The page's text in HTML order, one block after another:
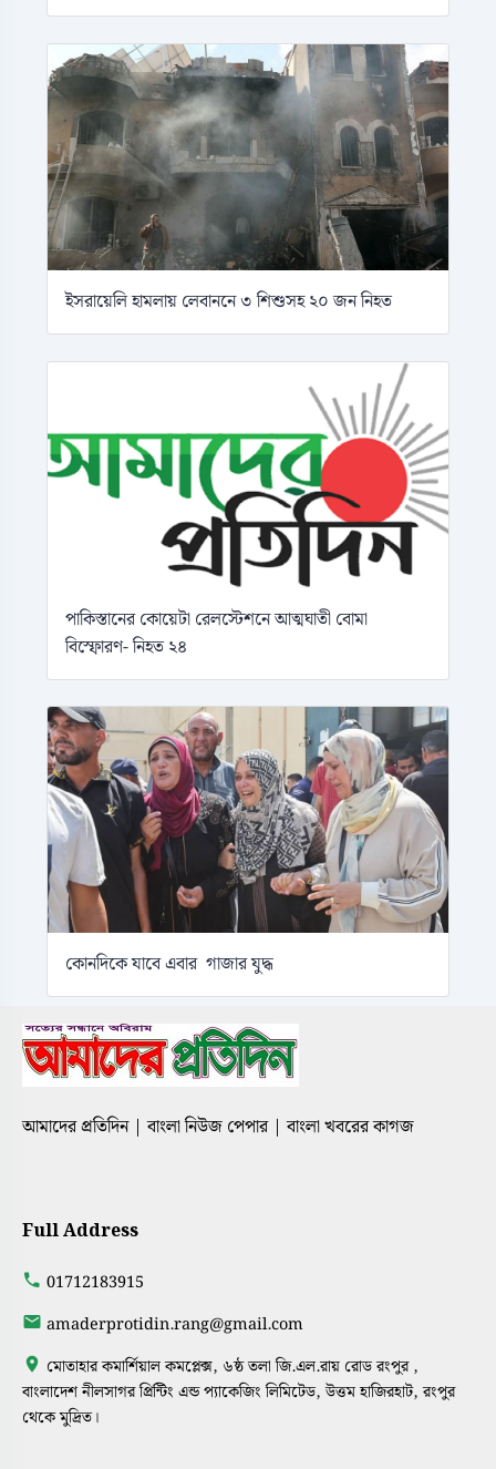
ইসরায়েলি হামলায় লেবাননে ৩ শিশুসহ ২০ জন নিহত
পাকিস্তানের কোয়েটা রেলস্টেশনে আত্মঘাতী বোমা
বিস্ফোরণ- নিহত ২৪
কোনদিকে যাবে এবার গাজার যুদ্ধ
আমাদের প্রতিদিন | বাংলা নিউজ পেপার | বাংলা খবরের কাগজ
Full Address
01712183915
amaderprotidin.rang@gmail.com
মোতাহার কমার্শিয়াল কমপ্লেক্স, ৬ষ্ঠ তলা জি.এল.রায় রোড রংপুর ,
বাংলাদেশ নীলসাগর প্রিন্টিং এন্ড প্যাকেজিং লিমিটেড, উত্তম হাজিরহাট, রংপুর
থেকে মুদ্রিত।